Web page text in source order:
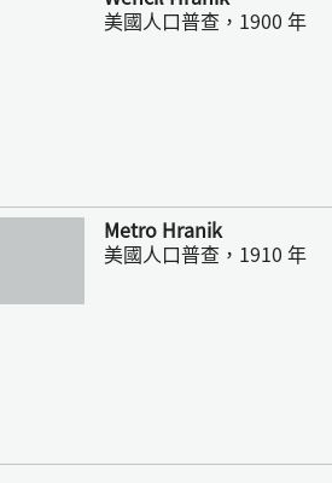
美國人口普查，1900 年
Metro Hranik
美國人口普查，1910 年